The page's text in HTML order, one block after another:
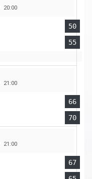
20:00
50
55
21:00
66
70
21:00
67